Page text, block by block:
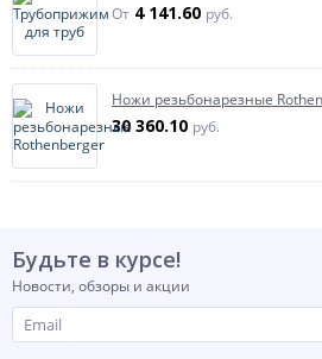
От 4 141.60 руб.
Ножи резьбонарезные
30 360.10 руб.
Будьте в курсе!
Новости, обзоры и акции